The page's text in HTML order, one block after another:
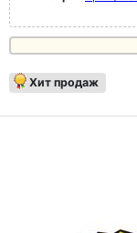
Хит продаж